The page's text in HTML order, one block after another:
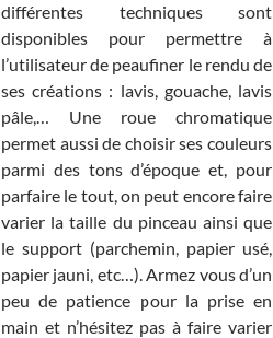
différentes techniques sont
disponibles pour permettre à
l’utilisateur de peaufiner le rendu de
ses créations : lavis, gouache, lavis
pâle,… Une roue chromatique
permet aussi de choisir ses couleurs
parmi des tons d’époque et, pour
parfaire le tout, on peut encore faire
varier la taille du pinceau ainsi que
le support (parchemin, papier usé,
papier jauni, etc…). Armez vous d’un
peu de patience pour la prise en
main et n’hésitez pas à faire varier